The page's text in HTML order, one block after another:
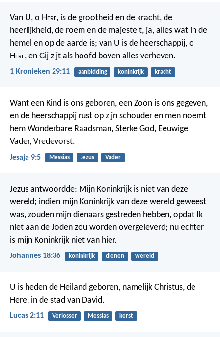
Van U, o Here, is de grootheid en de kracht, de
heerlijkheid, de roem en de majesteit, ja, alles wat in de
hemel en op de aarde is; van U is de heerschappij, o
Here, en Gij zijt als hoofd boven alles verheven.
1 Kronieken 29:11 aanbidding koninkrijk kracht
Want een Kind is ons geboren, een Zoon is ons gegeven,
en de heerschappij rust op zijn schouder en men noemt
hem Wonderbare Raadsman, Sterke God, Eeuwige
Vader, Vredevorst.
Jesaja 9:5 Messias Jezus Vader
Jezus antwoordde: Mijn Koninkrijk is niet van deze
wereld; indien mijn Koninkrijk van deze wereld geweest
was, zouden mijn dienaars gestreden hebben, opdat Ik
niet aan de Joden zou worden overgeleverd; nu echter
is mijn Koninkrijk niet van hier.
Johannes 18:36 koninkrijk dienen wereld
U is heden de Heiland geboren, namelijk Christus, de
Here, in de stad van David.
Lucas 2:11 Verlosser Messias kerst